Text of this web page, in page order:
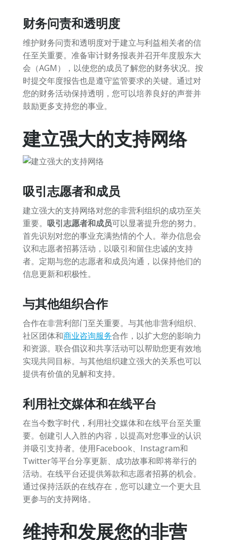
财务问责和透明度
维护财务问责和透明度对于建立与利益相关者的信
任至关重要。准备审计财务报表并召开年度股东大
会（AGM），以使您的成员了解您的财务状况。按
时提交年度报告也是遵守监管要求的关键。通过对
您的财务活动保持透明，您可以培养良好的声誉并
鼓励更多支持您的事业。
建立强大的支持网络
吸引志愿者和成员
建立强大的支持网络对您的非营利组织的成功至关
重要。 吸引志愿者和成员可以显著提升您的努力。
首先识别对您的事业充满热情的个人。举办信息会
议和志愿者招募活动，以吸引和留住忠诚的支持
者。定期与您的志愿者和成员沟通，以保持他们的
信息更新和积极性。
与其他组织合作
合作在非营利部门至关重要。与其他非营利组织、
社区团体和商业咨询服务合作，以扩大您的影响力
和资源。联合倡议和共享活动可以帮助您更有效地
实现共同目标。与其他组织建立强大的关系也可以
提供有价值的见解和支持。
利用社交媒体和在线平台
在当今数字时代，利用社交媒体和在线平台至关重
要。创建引人入胜的内容，以提高对您事业的认识
并吸引支持者。使用Facebook、Instagram和
Twitter等平台分享更新、成功故事和即将举行的
活动。在线平台还提供筹款和志愿者招募的机会。
通过保持活跃的在线存在，您可以建立一个更大且
更参与的支持网络。
维持和发展您的非营